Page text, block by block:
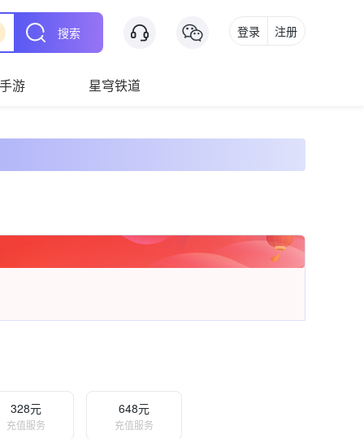
搜索 登录 注册
游 星穹铁道
328元
充值服务
648元
充值服务